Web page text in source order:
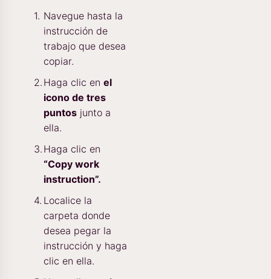
Navegue hasta la
instrucción de
trabajo que desea
copiar.
Haga clic en el
icono de tres
puntos junto a
ella.
Haga clic en
“Copy work
instruction”.
Localice la
carpeta donde
desea pegar la
instrucción y haga
clic en ella.